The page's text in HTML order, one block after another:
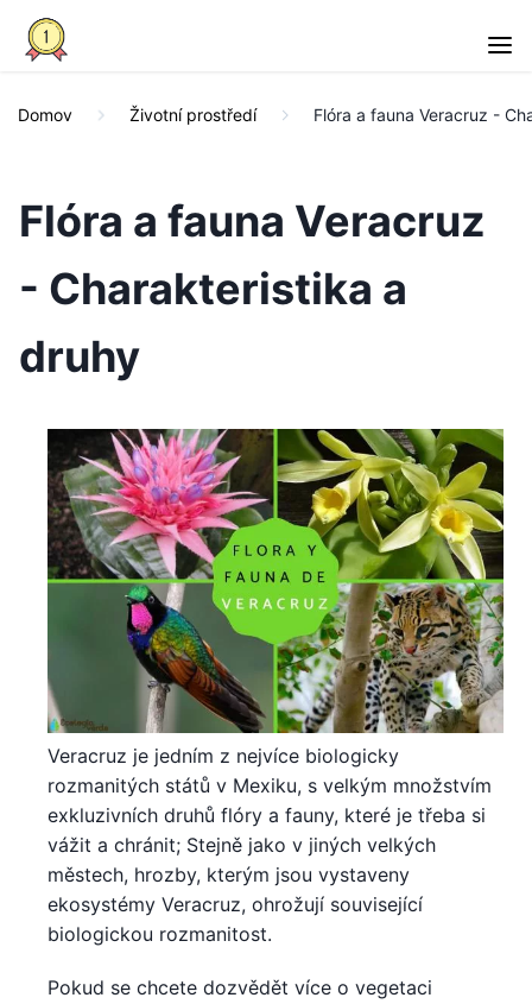
Domov Životní prostředí Flóra a fauna Veracruz -
Flóra a fauna Veracruz
- Charakteristika a
druhy
Veracruz je jedním z nejvíce biologicky
rozmanitých států v Mexiku, s velkým množstvím
exkluzivních druhů flóry a fauny, které je třeba si
vážit a chránit; Stejně jako v jiných velkých
městech, hrozby, kterým jsou vystaveny
ekosystémy Veracruz, ohrožují související
biologickou rozmanitost.
Pokud se chcete dozvědět více o vegetaci